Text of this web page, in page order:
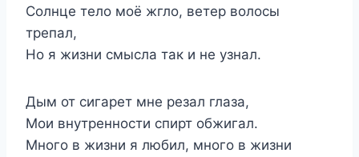
Солнце тело моё жгло, ветер волосы
трепал,
Но я жизни смысла так и не узнал.
Дым от сигарет мне резал глаза,
Мои внутренности спирт обжигал.
Много в жизни я любил, много в жизни